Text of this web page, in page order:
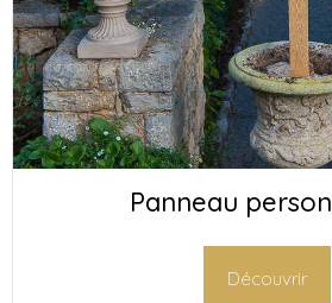
Panneau
Découvrir